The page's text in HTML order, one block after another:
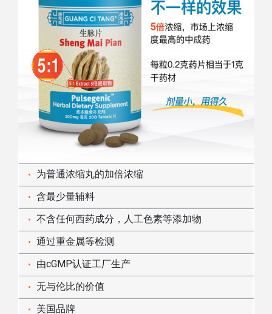
为普通浓缩丸的加倍浓缩
含最少量辅料
不含任何西药成分，人工色素等添加物
通过重金属等检测
由cGMP认证工厂生产
无与伦比的价值
美国品牌